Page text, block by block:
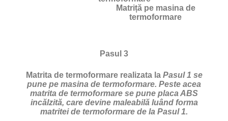
Matriță pe masina de
termoformare
Pasul 3
Matrita de termoformare realizata la Pasul 1 se
pune pe masina de termoformare. Peste acea
matrita de termoformare se pune placa ABS
incălzită, care devine maleabilă luând forma
matritei de termoformare de la Pasul 1.